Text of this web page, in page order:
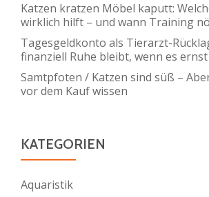
Katzen kratzen Möbel kaputt:
wirklich hilft – und wann Training
Tagesgeldkonto als Tierarzt-
finanziell Ruhe bleibt, wenn es
Samtpfoten / Katzen sind süß –
vor dem Kauf wissen
KATEGORIEN
Aquaristik